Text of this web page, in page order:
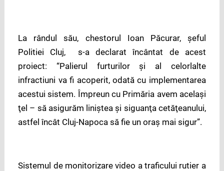
La rândul său, chestorul Ioan Păcurar, şeful
Politiei Cluj, s-a declarat încântat de acest
proiect:
“Palierul furturilor și al celorlalte
infractiuni va fi acoperit, odată cu implementarea
acestui sistem. Împreun cu Primăria avem acelaşi
ţel – să asigurăm liniştea şi siguanţa cetăţeanului,
astfel încât Cluj-Napoca să fie un oraş mai sigur”.
Sistemul de monitorizare video a traficului rutier a